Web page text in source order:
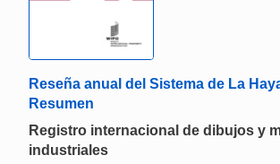
Reseña anual del Sistema de La
Resumen
Registro internacional de dibujos y
industriales